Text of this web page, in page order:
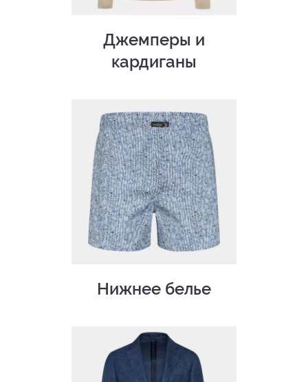
Джемперы и
кардиганы
Нижнее белье